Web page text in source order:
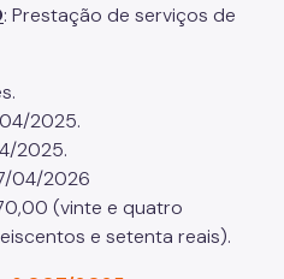
: Prestação de serviços de
2025.
2025.
04/2026
(vinte e quatro
e setenta reais).